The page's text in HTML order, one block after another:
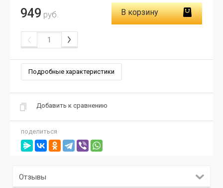
949 руб. В корзину
Подробные характеристики
Добавить к сравнению
поделиться
Отзывы